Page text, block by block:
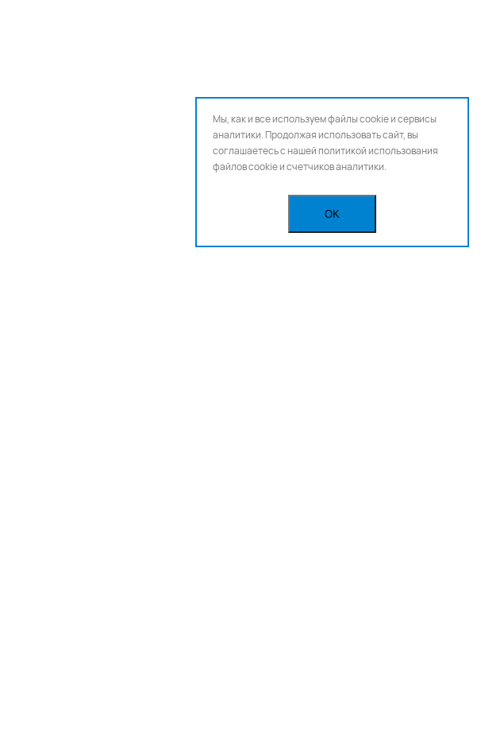
Мы, как и все используем файлы cookie и сервисы
аналитики. Продолжая использовать сайт, вы
соглашаетесь с нашейполитикой использования
файлов cookie и счетчиков аналитики.
OK